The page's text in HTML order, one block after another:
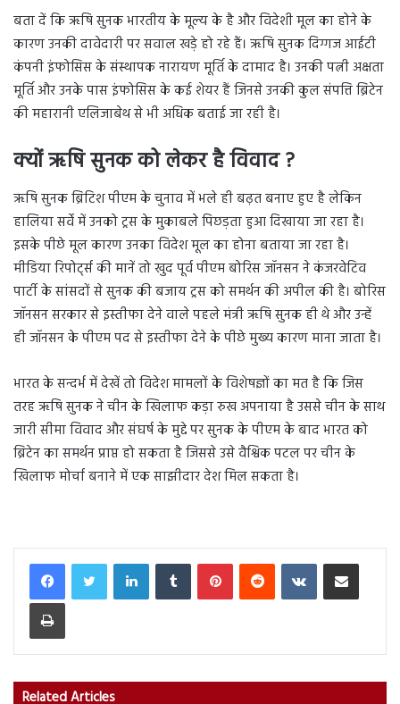
बतादेंकिऋषिसुनकभारतीयकेमूल्यकेहैऔरविदेशीमूलकाहोनेके
कारणउनकीदावेदारीपरसवालखड़ेहोरहेहैं। ऋषिसुनकदिग्गजआईटी
कंपनीइंफोसिसकेसंस्थापकनारायणमूर्तिकेदामादहै। उनकीपत्नीअक्षता
मूर्तिऔरउनकेपासइंफोसिसकेकईशेयरहैंजिनसेउनकीकुलसंपत्तिब्रिटेन
कीमहारानीएलिजाबेथसेभीअधिकबताईजारहीहै।
क्यों ऋषि सुनक को लेकर है विवाद ?
ऋषिसुनकब्रिटिशपीएमकेचुनावमेंभलेहीबढ़तबनाएहुएहैलेकिन
हालियासर्वेमेंउनकोट्रसकेमुकाबलेपिछड़ताहुआदिखायाजारहाहै।
इसकेपीछेमूलकारणउनकाविदेशमूलकाहोनाबतायाजारहाहै।
मीडियारिपोर्ट्सकीमानेंतोखुदपूर्वपीएमबोरिसजॉनसननेकंजरवेटिव
पार्टीकेसांसदोंसेसुनककीबजायट्रसकोसमर्थनकीअपीलकीहै। बोरिस
जॉनसनसरकारसेइस्तीफादेनेवालेपहलेमंत्रीऋषिसुनकहीथेऔरउन्हें
हीजॉनसनकेपीएमपदसेइस्तीफादेनेकेपीछेमुख्यकारणमानाजाताहै।
भारतकेसन्दर्भमेंदेखेंतोविदेशमामलोंकेविशेषज्ञोंकामतहैकिजिस
तरहऋषिसुनकनेचीनकेखिलाफकड़ारुखअपनायाहैउससेचीनकेसाथ
जारीसीमाविवादऔरसंघर्षकेमुद्देपरसुनककेपीएमकेबादभारतको
ब्रिटेनकासमर्थनप्राप्तहोसकताहैजिससेउसेवैश्विकपटलपरचीनके
खिलाफमोर्चाबनानेमेंएकसाझीदारदेशमिलसकताहै।
LinkedInTumblr PinterestReddit VKontakteShare via Email
Print
Related Articles